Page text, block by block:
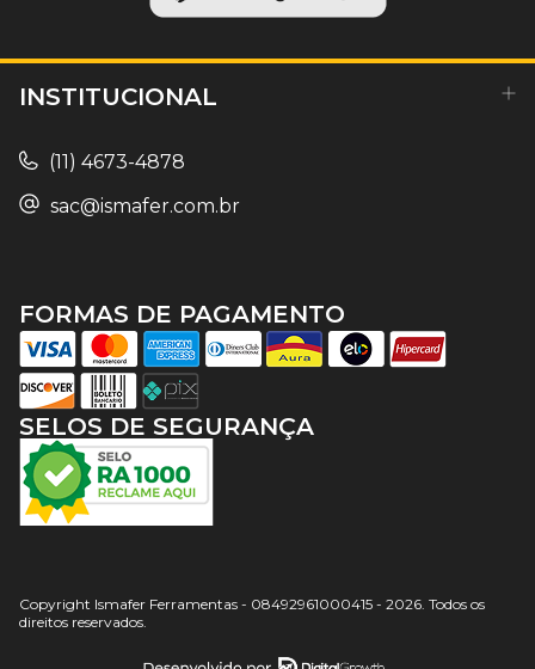
INSTITUCIONAL
(11) 4673-4878
sac@ismafer.com.br
SELOS DE SEGURANÇA
FORMAS DE PAGAMENTO
Copyright Ismafer Ferramentas - 08492961000415 - 2026. Todos os
direitos reservados.